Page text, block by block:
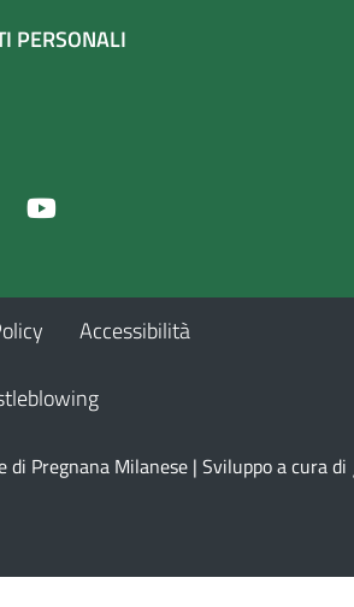
PERSONALI
Accessibilità
di Pregnana Milanese | Sviluppo a cura di